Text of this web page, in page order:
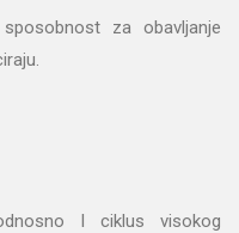
za obavljanje
I ciklus visokog